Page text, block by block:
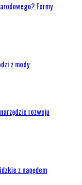
Formy
z mody
rozwoju
z napędem